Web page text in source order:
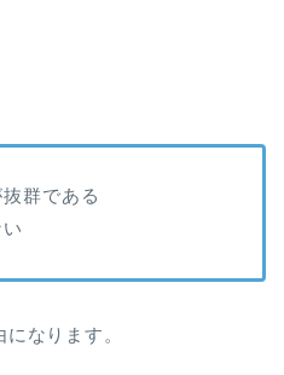
群である
なります。